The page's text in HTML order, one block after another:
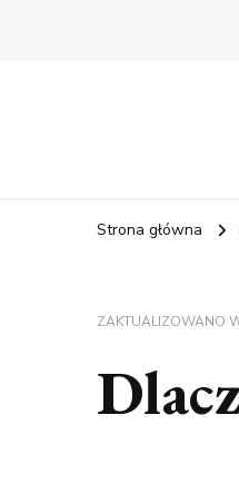
Strona główna
ZAKTUALIZOWANO